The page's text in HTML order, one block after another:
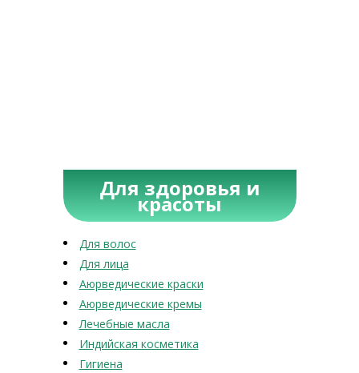
Для здоровья и
красоты
Для волос
Для лица
Аюрведические краски
Аюрведические кремы
Лечебные масла
Индийская косметика
Гигиена